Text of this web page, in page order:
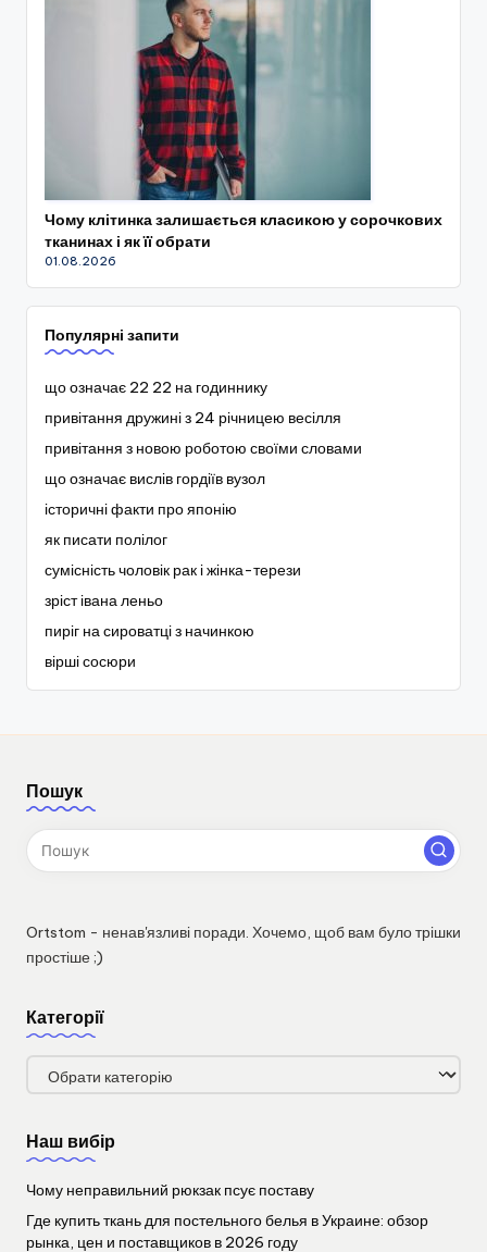
Чому клітинка залишається класикою у сорочкових
тканинах і як її обрати
01.08.2026
Популярні запити
що означає 22 22 на годиннику
привітання дружині з 24 річницею весілля
привітання з новою роботою своїми словами
що означає вислів гордіїв вузол
історичні факти про японію
як писати полілог
сумісність чоловік рак і жінка-терези
зріст івана леньо
пиріг на сироватці з начинкою
вірші сосюри
Пошук
Ortstom - ненав'язливі поради. Хочемо, щоб вам було трішки
простіше ;)
Категорії
Категорії
Наш вибір
Чому неправильний рюкзак псує поставу
Где купить ткань для постельного белья в Украине: обзор
рынка, цен и поставщиков в 2026 году